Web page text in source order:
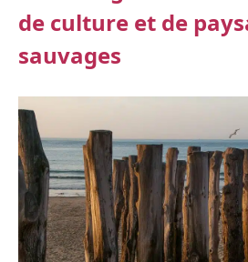
de culture et de
sauvages